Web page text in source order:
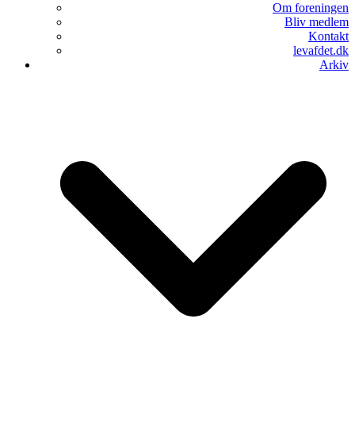
Om foreningen
Bliv medlem
Kontakt
levafdet.dk
Arkiv